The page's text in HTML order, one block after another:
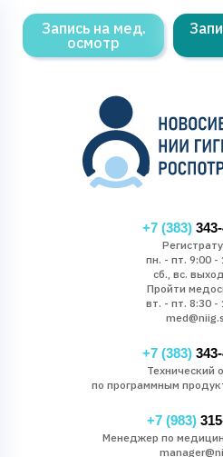
Запись на мед.
осмотр
+7 (383)343-
пн. - пт. 9:00 -
сб., вс.
Пройти
вт. - пт. 8:30 -
+7 (383)343-
Технический
по программным
+7 (983)
Менеджер по